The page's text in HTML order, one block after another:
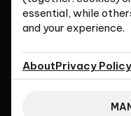
essential, while
and your experience.
AboutPrivacy Policy